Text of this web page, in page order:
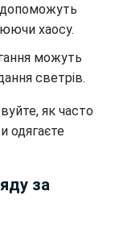
допоможуть
хаосу.
можуть
светрів.
як часто
одягаєте
за